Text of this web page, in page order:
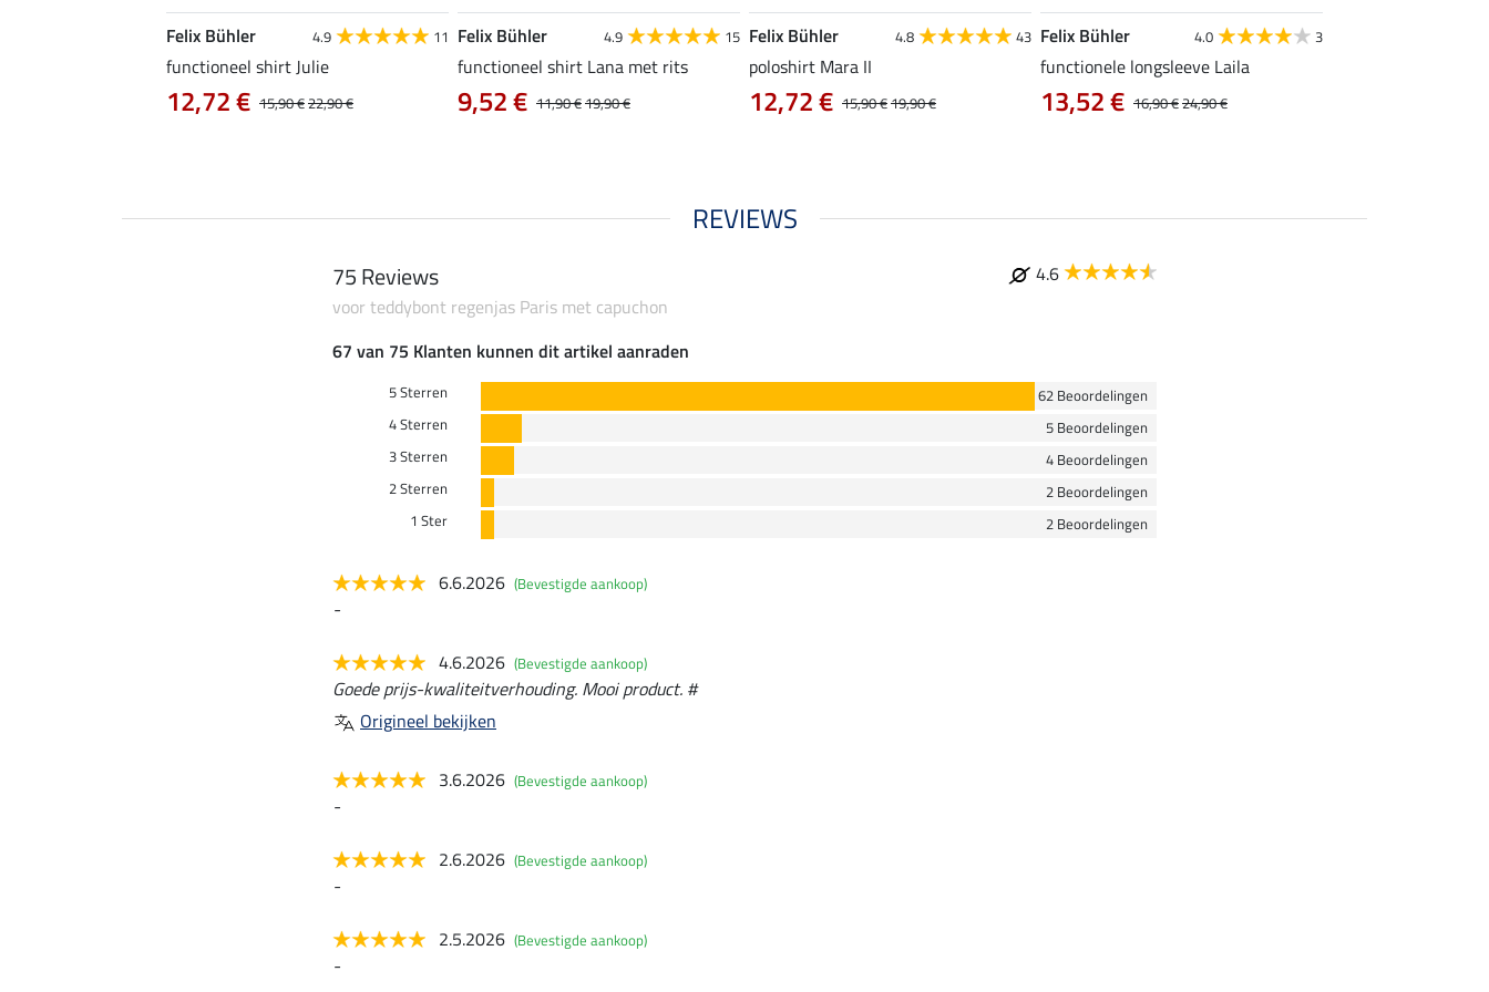
Felix Bühler 4.9 11
functioneel shirt Julie
15,90 €22,90 €
12,72 €
Felix Bühler 4.9 15
functioneel shirt Lana met rits
11,90 €19,90 €
9,52 €
Felix Bühler 4.8 43
poloshirt Mara II
15,90 €19,90 €
12,72 €
Felix Bühler 4.0 3
functionele longsleeve Laila
16,90 €24,90 €
13,52 €
REVIEWS
75 Reviews
4.6
voor teddybont regenjas Paris met capuchon
67 van 75 Klanten kunnen dit artikel aanraden
5 Sterren
62 Beoordelingen
4 Sterren
5 Beoordelingen
3 Sterren
4 Beoordelingen
2 Sterren
2 Beoordelingen
1 Ster
2 Beoordelingen
6.6.2026 (Bevestigde aankoop)
-
4.6.2026 (Bevestigde aankoop)
Goede prijs-kwaliteitverhouding. Mooi product. #
Origineel bekijken
3.6.2026 (Bevestigde aankoop)
-
2.6.2026 (Bevestigde aankoop)
-
2.5.2026 (Bevestigde aankoop)
-